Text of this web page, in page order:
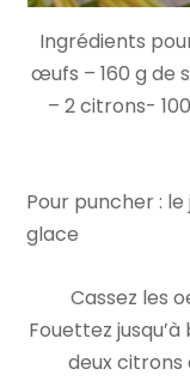
Ingrédients
œufs – 160 g de
– 2 citrons-
Pour puncher :
glace
Cassez les
Fouettez
deux citrons